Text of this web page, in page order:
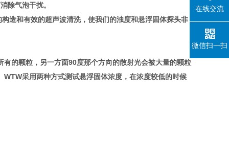
气泡干扰。
和有效的超声波清洗，使我们的浊度和悬浮固体探头非
的颗粒，另一方面90度那个方向的散射光会被大量的颗粒
采用两种方式测试悬浮固体浓度，在浓度较低的时候
在线交流
微信扫一扫